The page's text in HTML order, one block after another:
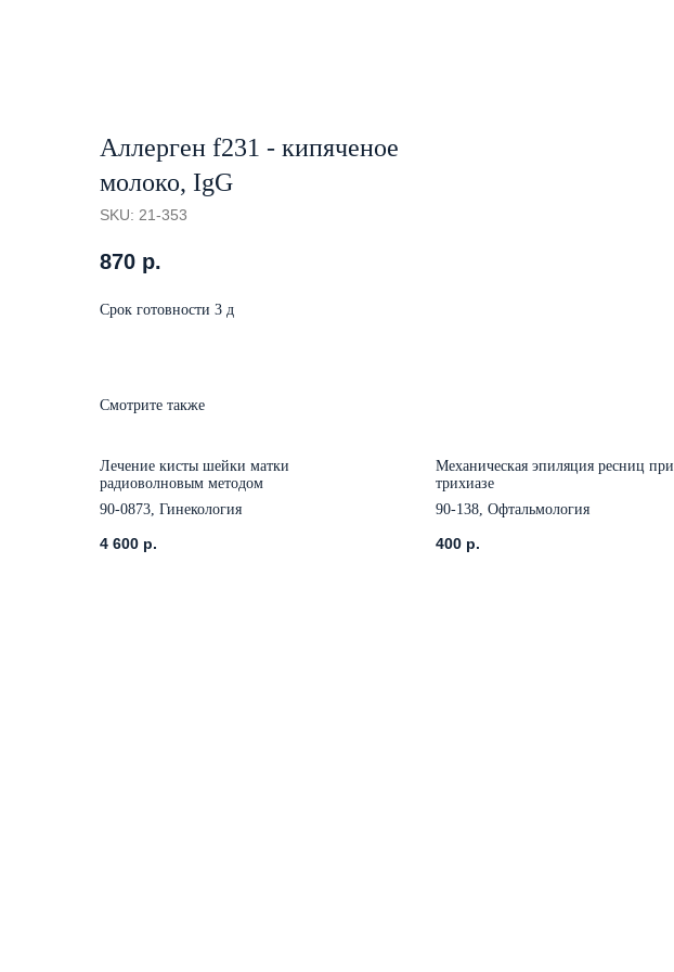
Аллерген f231 - кипяченое
молоко, IgG
SKU: 21-353
870 р.
Срок готовности 3 д
Смотрите также
Лечение кисты шейки матки
радиоволновым методом
90-0873, Гинекология
4 600 р.
Механическая эпиляция ресниц при
трихиазе
90-138, Офтальмология
400 р.